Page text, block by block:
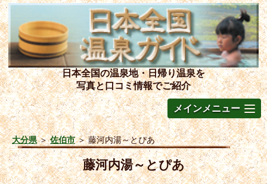
日本全国の温泉地・日帰り温泉を
写真と口コミ情報でご紹介
メインメニュー
大分県＞佐伯市＞藤河内湯～とぴあ
藤河内湯～とぴあ